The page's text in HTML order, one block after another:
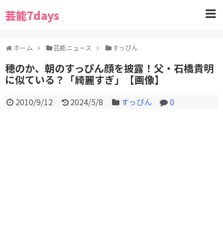
芸能7days
ホーム 芸能ニュース すっぴん
穂のか、朝のすっぴん顔を披露！父・石橋貴明
に似ている？「綺麗すぎ」【画像】
2010/9/12 2024/5/8 すっぴん 0